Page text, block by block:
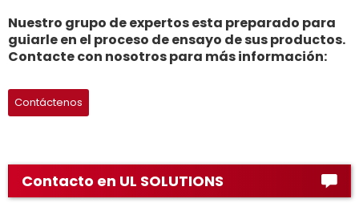
Nuestro grupo de expertos esta preparado para
guiarle en el proceso de ensayo de sus productos.
Contacte con nosotros para más información:
Contáctenos
Contacto en UL SOLUTIONS